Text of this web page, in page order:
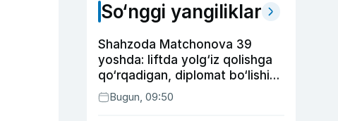
So‘nggi yangiliklar
Shahzoda Matchonova 39
yoshda: liftda yolg‘iz qolishga
qo‘rqadigan, diplomat bo‘lishi
kutilgan, ukasidan xafa bo‘lgan
aktrisa haqida
Bugun, 09:50